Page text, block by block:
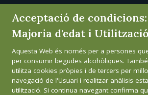
Acceptació de condicions:
Majoria d'edat i
Aquesta Web és només per a persones
per consumir begudes alcohòliques.
utilitza cookies pròpies i de tercers per
navegació de l'Usuari i realitzar anàlisis
utilització. Si continua navegant confirma